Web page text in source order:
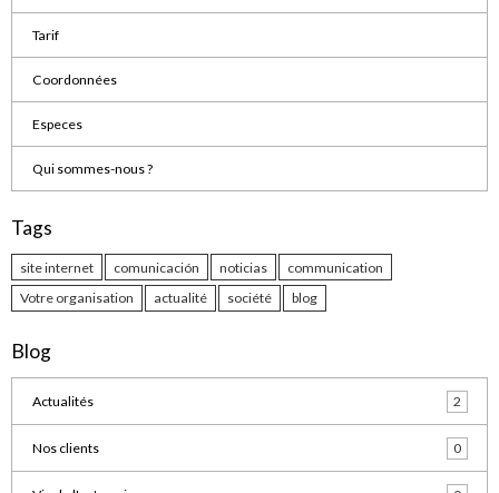
Tarif
Coordonnées
Especes
Qui sommes-nous ?
Tags
site internet comunicación noticias
communication
Votre organisation
actualité société blog
Blog
Actualités 2
Nos clients 0